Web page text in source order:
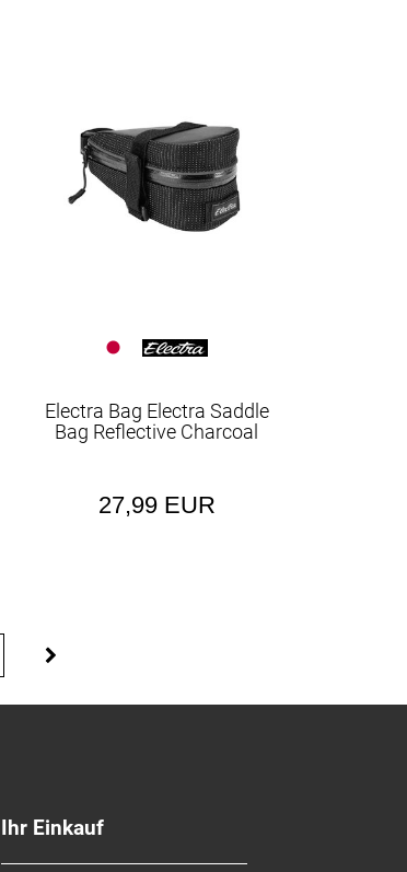
Electra Bag Electra Saddle
Bag Reflective Charcoal
27,99 EUR
Ihr Einkauf